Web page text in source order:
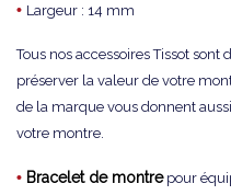
• Largeur : 14 mm
Tous nos accessoires Tissot
préserver la valeur de votre
de la marque vous donnent
votre montre.
• Bracelet de montrepour